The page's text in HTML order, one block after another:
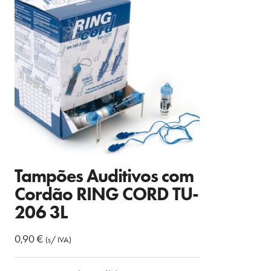
Tampões Auditivos com
Cordão RING CORD TU-
206 3L
0,90€ (s/ IVA)